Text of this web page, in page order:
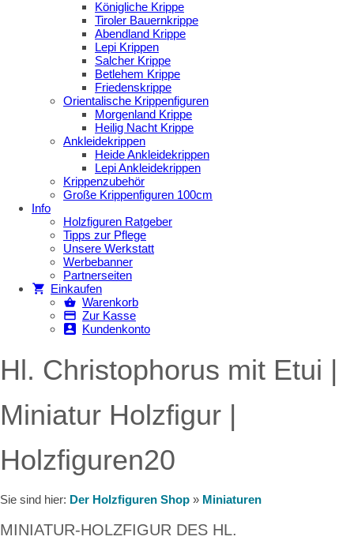
Königliche Krippe
Tiroler Bauernkrippe
Abendland Krippe
Lepi Krippen
Salcher Krippe
Betlehem Krippe
Friedenskrippe
Orientalische Krippenfiguren
Morgenland Krippe
Heilig Nacht Krippe
Ankleidekrippen
Heide Ankleidekrippen
Lepi Ankleidekrippen
Krippenzubehör
Große Krippenfiguren 100cm
Info
Holzfiguren Ratgeber
Tipps zur Pflege
Unsere Werkstatt
Werbebanner
Partnerseiten
Einkaufen
Warenkorb
Zur Kasse
Kundenkonto
Hl. Christophorus mit Etui |
Miniatur Holzfigur |
Holzfiguren20
Sie sind hier: Der Holzfiguren Shop » Miniaturen
MINIATUR-HOLZFIGUR DES HL.